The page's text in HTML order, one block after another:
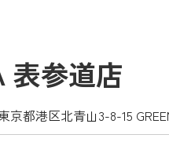
表参道店
京都港区北青山3-8-15